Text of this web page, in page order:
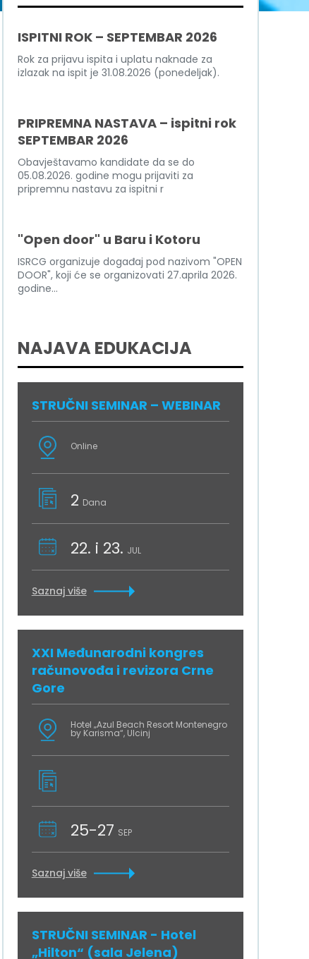
ISPITNI ROK – SEPTEMBAR 2026
Rok za prijavu ispita i uplatu naknade za
izlazak na ispit je 31.08.2026 (ponedeljak).
PRIPREMNA NASTAVA – ispitni rok
SEPTEMBAR 2026
Obavještavamo kandidate da se do
05.08.2026. godine mogu prijaviti za
pripremnu nastavu za ispitni r
"Open door" u Baru i Kotoru
ISRCG organizuje događaj pod nazivom "OPEN
DOOR", koji će se organizovati 27.aprila 2026.
godine...
NAJAVA EDUKACIJA
STRUČNI SEMINAR – WEBINAR
Online
2 Dana
22. i 23. JUL
Saznaj više
XXI Međunarodni kongres
računovođa i revizora Crne
Gore
Hotel „Azul Beach Resort Montenegro
by Karisma“, Ulcinj
25-27 SEP
Saznaj više
STRUČNI SEMINAR - Hotel
„Hilton“ (sala Jelena)